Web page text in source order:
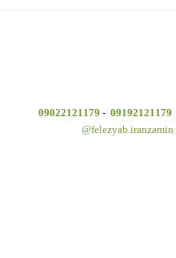
09192121179
-
09022121179
felezyab.iranzamin@